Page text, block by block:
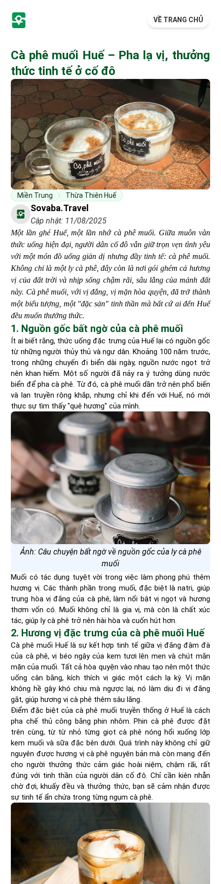
VỀ TRANG CHỦ
Cà phê muối Huế – Pha lạ vị, thưởng
thức tinh tế ở cố đô
Miền Trung Thừa Thiên Huế
Sovaba.travel
Cập nhật: 11/08/2025
Một lần ghé Huế, một lần nhớ cà phê muối. Giữa muôn vàn
thức uống hiện đại, người dân cố đô vẫn giữ trọn vẹn tình yêu
với một món đồ uống giản dị nhưng đầy tinh tế: cà phê muối.
Không chỉ là một ly cà phê, đây còn là nơi gói ghém cả hương
vị của đất trời và nhịp sống chậm rãi, sâu lắng của mảnh đất
này. Cà phê muối, với vị đắng, vị mặn hòa quyện, đã trở thành
một biểu tượng, một "đặc sản" tinh thần mà bất cứ ai đến Huế
đều muốn thưởng thức.
1. Nguồn gốc bất ngờ của cà phê muối
Ít ai biết rằng, thức uống đặc trưng của Huế lại có nguồn gốc
từ những người thủy thủ và ngư dân. Khoảng 100 năm trước,
trong những chuyến đi biển dài ngày, nguồn nước ngọt trở
nên khan hiếm. Một số người đã nảy ra ý tưởng dùng nước
biển để pha cà phê. Từ đó, cà phê muối dần trở nên phổ biến
và lan truyền rộng khắp, nhưng chỉ khi đến với Huế, nó mới
thực sự tìm thấy "quê hương" của mình.
Ảnh: Câu chuyện bất ngờ về nguồn gốc của ly cà phê
muối
Muối có tác dụng tuyệt vời trong việc làm phong phú thêm
hương vị. Các thành phần trong muối, đặc biệt là natri, giúp
trung hòa vị đắng của cà phê, làm nổi bật vị ngọt và hương
thơm vốn có. Muối không chỉ là gia vị, mà còn là chất xúc
tác, giúp ly cà phê trở nên hài hòa và cuốn hút hơn.
2. Hương vị đặc trưng của cà phê muối Huế
Cà phê muối Huế là sự kết hợp tinh tế giữa vị đắng đậm đà
của cà phê, vị béo ngậy của kem tươi lên men và chút mằn
mặn của muối. Tất cả hòa quyện vào nhau tạo nên một thức
uống cân bằng, kích thích vị giác một cách lạ kỳ. Vị mặn
không hề gây khó chịu mà ngược lại, nó làm dịu đi vị đắng
gắt, giúp hương vị cà phê thêm sâu lắng.
Điểm đặc biệt của cà phê muối truyền thống ở Huế là cách
pha chế thủ công bằng phin nhôm. Phin cà phê được đặt
trên cùng, từ từ nhỏ từng giọt cà phê nóng hổi xuống lớp
kem muối và sữa đặc bên dưới. Quá trình này không chỉ giữ
nguyên được hương vị cà phê nguyên bản mà còn mang đến
cho người thưởng thức cảm giác hoài niệm, chậm rãi, rất
đúng với tinh thần của người dân cố đô. Chỉ cần kiên nhẫn
chờ đợi, khuấy đều và thưởng thức, bạn sẽ cảm nhận được
sự tinh tế ẩn chứa trong từng ngụm cà phê.